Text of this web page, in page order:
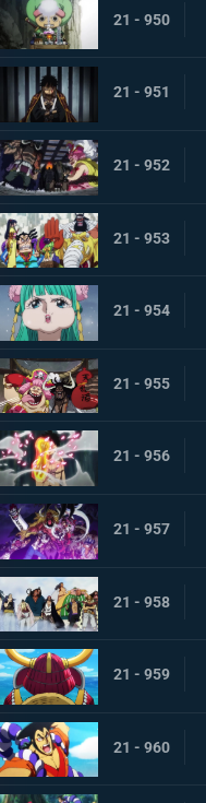
21 - 950
21 - 951
21 - 952
21 - 953
21 - 954
21 - 955
21 - 956
21 - 957
21 - 958
21 - 959
21 - 960